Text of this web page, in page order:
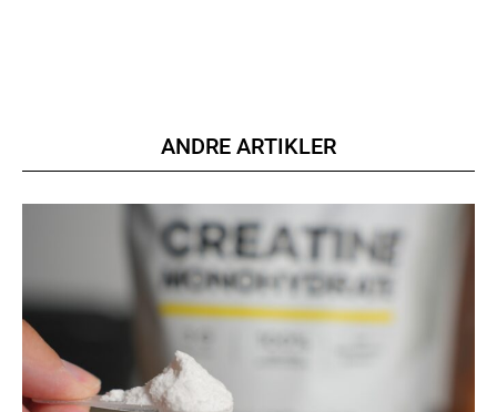
Etiam est nibh, lobortis sit
Praesent euismod ac
Ut mollis pellentesque tortor
Nullam eu erat condimentum
Donec quis est ac felis
YEARLY PRICING
ANDRE ARTIKLER